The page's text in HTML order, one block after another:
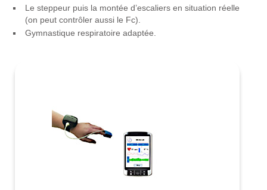
Le steppeur puis la montée d’escaliers en situation réelle
(on peut contrôler aussi le Fc).
Gymnastique respiratoire adaptée.